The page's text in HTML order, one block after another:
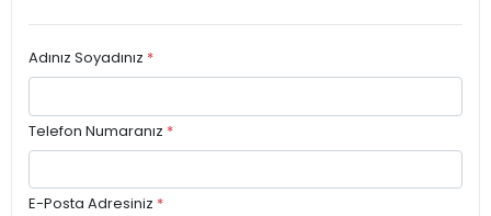
Adınız Soyadınız *
Telefon Numaranız *
E-Posta Adresiniz *